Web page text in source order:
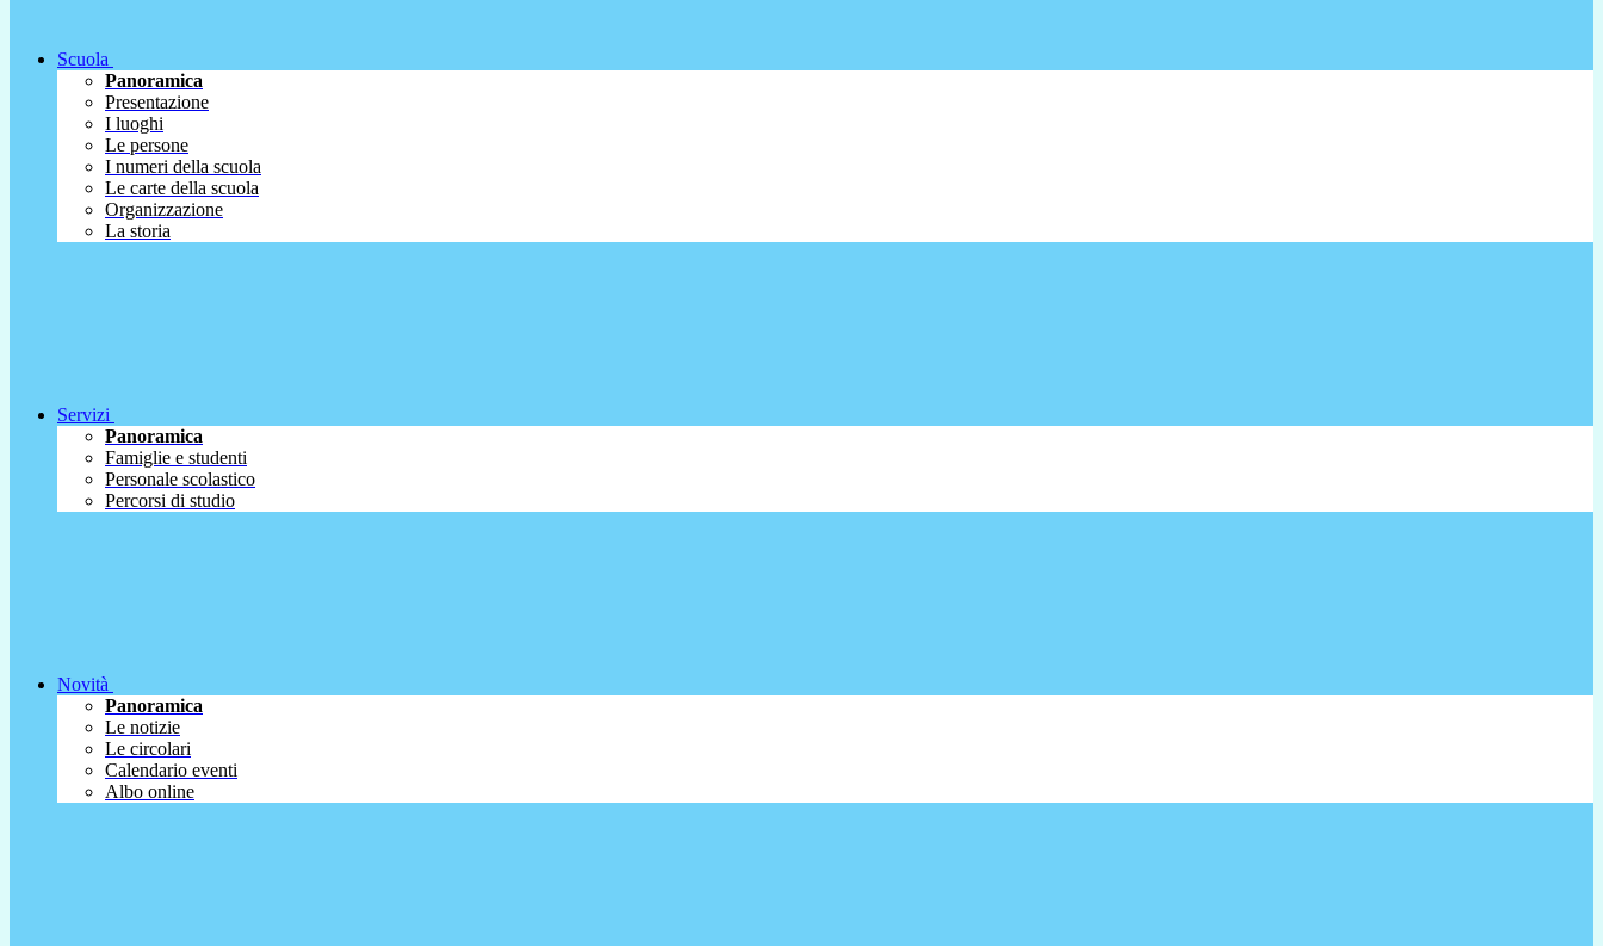
Scuola
Panoramica
Presentazione
I luoghi
Le persone
I numeri della scuola
Le carte della scuola
Organizzazione
La storia
Servizi
Panoramica
Famiglie e studenti
Personale scolastico
Percorsi di studio
Novità
Panoramica
Le notizie
Le circolari
Calendario eventi
Albo online